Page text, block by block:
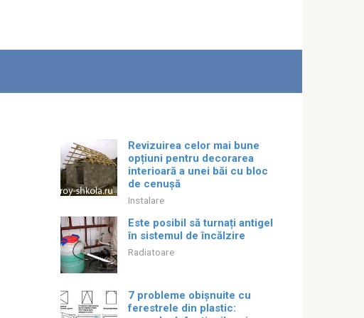
Revizuirea celor mai bune
opțiuni pentru decorarea
interioară a unei băi cu bloc
de cenușă
Instalare
Este posibil să turnați antigel
în sistemul de încălzire
Radiatoare
7 probleme obișnuite cu
ferestrele din plastic: